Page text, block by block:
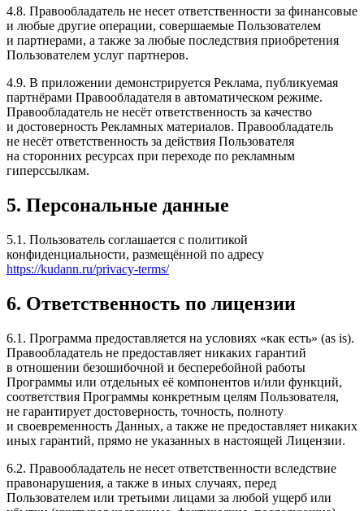
4.8. Правообладатель не несет ответственности за финансовые
и любые другие операции, совершаемые Пользователем
и партнерами, а также за любые последствия приобретения
Пользователем услуг партнеров.
4.9. В приложении демонстрируется Реклама, публикуемая
партнёрами Правообладателя в автоматическом режиме.
Правообладатель не несёт ответственность за качество
и достоверность Рекламных материалов. Правообладатель
не несёт ответственность за действия Пользователя
на сторонних ресурсах при переходе по рекламным
гиперссылкам.
5. Персональные данные
5.1. Пользователь соглашается с политикой
конфиденциальности, размещённой по адресу
https://kudann.ru/privacy-terms/
6. Ответственность по лицензии
6.1. Программа предоставляется на условиях «как есть» (as is).
Правообладатель не предоставляет никаких гарантий
в отношении безошибочной и бесперебойной работы
Программы или отдельных её компонентов и/или функций,
соответствия Программы конкретным целям Пользователя,
не гарантирует достоверность, точность, полноту
и своевременность Данных, а также не предоставляет никаких
иных гарантий, прямо не указанных в настоящей Лицензии.
6.2. Правообладатель не несет ответственности вследствие
правонарушения, а также в иных случаях, перед
Пользователем или третьими лицами за любой ущерб или